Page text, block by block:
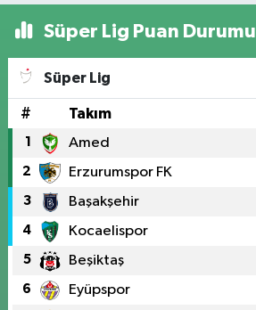
Süper Lig Puan Durumu
Süper Lig
# Takım
1 Amed
2 Erzurumspor FK
3 Başakşehir
4 Kocaelispor
5 Beşiktaş
6 Eyüpspor